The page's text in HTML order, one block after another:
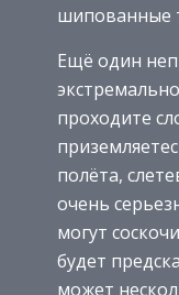
шипованные
Ещё один
проходите
полёта,
очень
могут
будет
может